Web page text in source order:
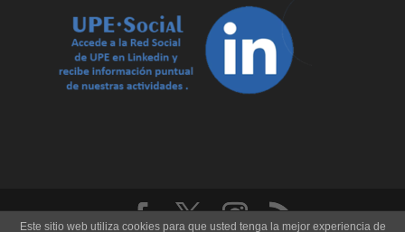
Este sitio web utiliza cookies para que usted tenga la mejor experiencia de